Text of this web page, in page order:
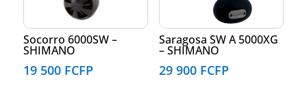
Socorro 6000SW –
SHIMANO
19 500 FCFP
Saragosa SW A 5000XG
– SHIMANO
29 900 FCFP